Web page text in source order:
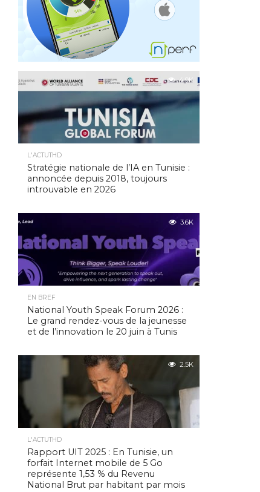
4.9K
L'ACTUTHD
Stratégie nationale de l’IA en Tunisie :
annoncée depuis 2018, toujours
introuvable en 2026
3.6K
EN BREF
National Youth Speak Forum 2026 :
Le grand rendez-vous de la jeunesse
et de l’innovation le 20 juin à Tunis
2.5K
L'ACTUTHD
Rapport UIT 2025 : En Tunisie, un
forfait Internet mobile de 5 Go
représente 1,53 % du Revenu
National Brut par habitant par mois